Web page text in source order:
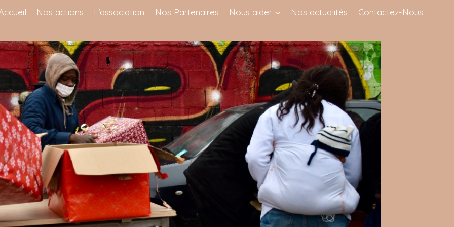
Nos actions L’association Nos Partenaires Nous aider Nos actualités Contactez-Nous